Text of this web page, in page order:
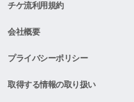
チケ流利用規約
会社概要
プライバシーポリシー
取得する情報の取り扱い